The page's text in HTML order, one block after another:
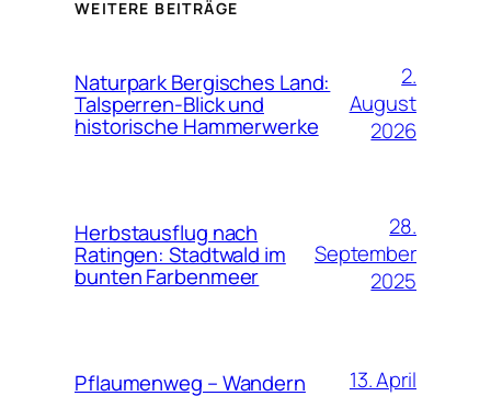
WEITERE BEITRÄGE
Naturpark Bergisches Land:
Talsperren-Blick und
historische Hammerwerke
2.
August
2026
Herbstausflug nach
Ratingen: Stadtwald im
bunten Farbenmeer
28.
September
2025
Pflaumenweg – Wandern
13. April